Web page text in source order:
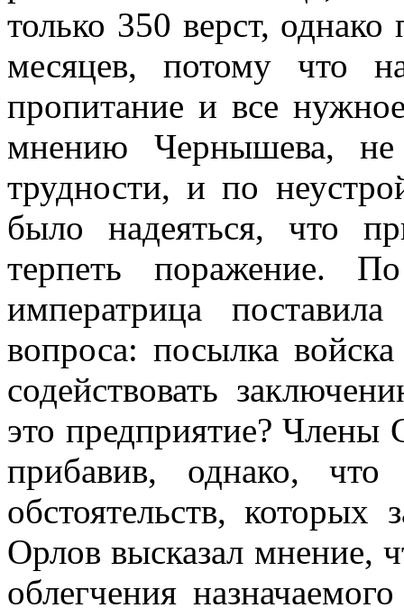
только 350 верст,
месяцев, потому что
пропитание и все
мнению Чернышева, не
трудности, и по
было надеяться, что
терпеть поражение.
императрица
вопроса: посылка
содействовать
это предприятие? Члены
прибавив, однако,
обстоятельств, которых
Орлов высказал мнение,
облегчения